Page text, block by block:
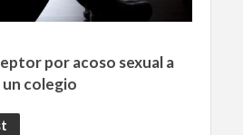
por acoso sexual a
un colegio